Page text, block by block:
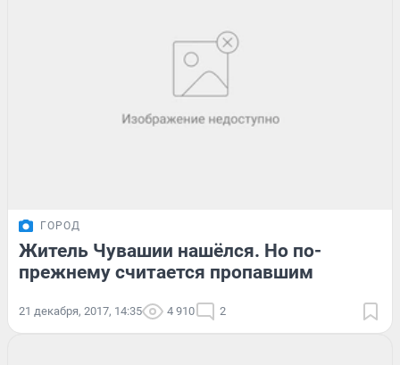
ГОРОД
Житель Чувашии нашёлся. Но по-
прежнему считается пропавшим
21 декабря, 2017, 14:35 4 910 2